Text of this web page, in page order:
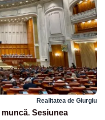
Realitatea de Giurgiu
Sesiunea